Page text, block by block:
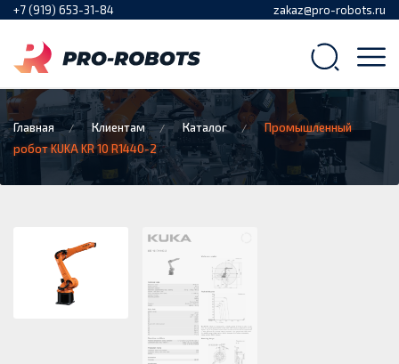
+7 (919) 653-31-84 zakaz@pro-robots.ru
Главная Клиентам Каталог
Промышленный
робот KUKA KR 10 R1440-2